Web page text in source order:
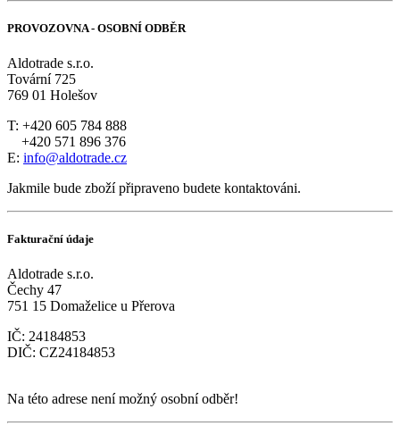
PROVOZOVNA - OSOBNÍ ODBĚR
Aldotrade s.r.o.
Tovární 725
769 01 Holešov
T: +420 605 784 888
+420 571 896 376
E: info@aldotrade.cz
Jakmile bude zboží připraveno budete kontaktováni.
Fakturační údaje
Aldotrade s.r.o.
Čechy 47
751 15 Domaželice u Přerova
IČ: 24184853
DIČ: CZ24184853
Na této adrese není možný osobní odběr!